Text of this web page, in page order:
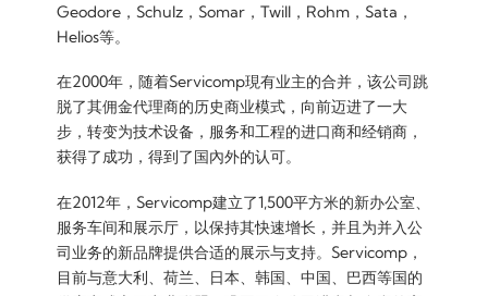
Geodore，Schulz，Somar，Twill，Rohm，Sata，
Helios等。
在2000年，随着Servicomp現有业主的合并，该公司跳
脱了其佣金代理商的历史商业模式，向前迈进了一大
步，转变为技术设备，服务和工程的进口商和经销商，
获得了成功，得到了国內外的认可。
在2012年，Servicomp建立了1,500平方米的新办公室、
服务车间和展示厅，以保持其快速增长，并且为并入公
司业务的新品牌提供合适的展示与支持。Servicomp，
目前与意大利、荷兰、日本、韩国、中国、巴西等国的